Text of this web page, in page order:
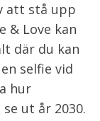
att stå upp
& Love kan
där du kan
selfie vid
hur
ut år 2030.